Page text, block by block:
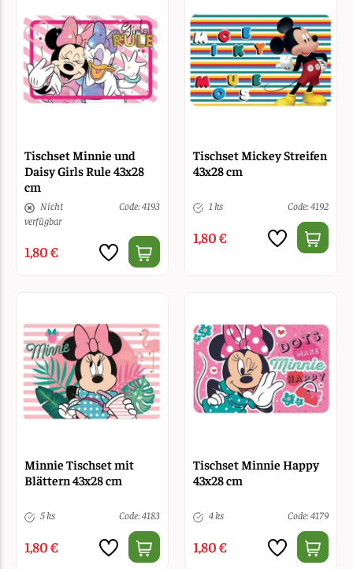
Tischset Minnie und
Daisy Girls Rule 43x28
cm
Nicht
verfügbar
Code: 4193
1,80 €
Tischset Mickey Streifen
43x28 cm
1 ks Code: 4192
1,80 €
Minnie Tischset mit
Blättern 43x28 cm
5 ks Code: 4183
1,80 €
Tischset Minnie Happy
43x28 cm
4 ks Code: 4179
1,80 €